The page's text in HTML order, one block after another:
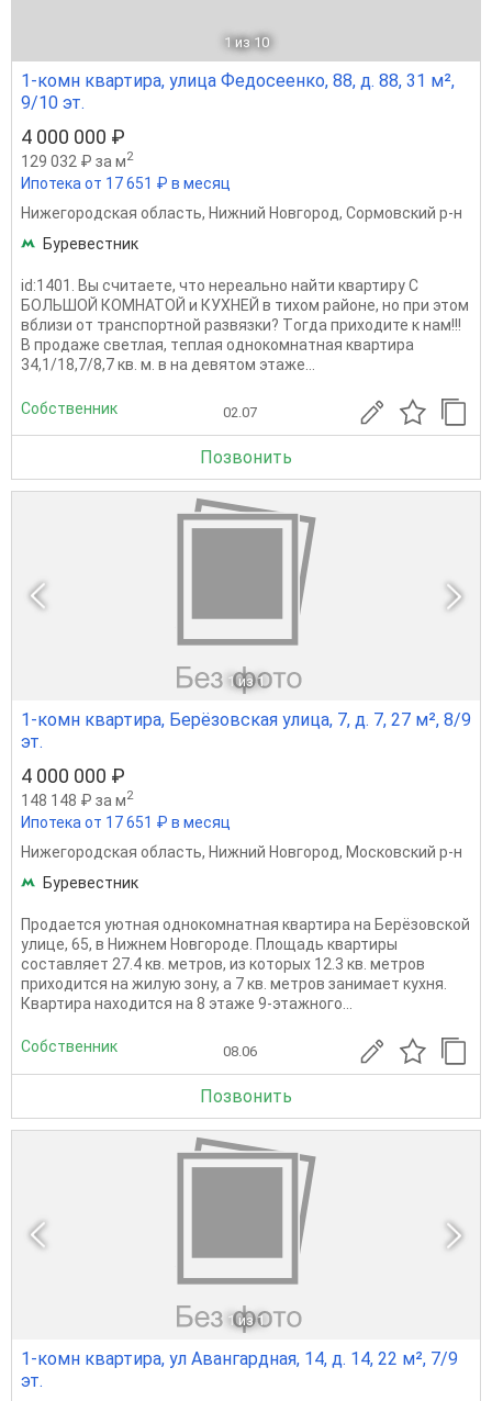
1 из 10
1-комн квартира, улица Федосеенко, 88, д. 88, 31 м²,
9/10 эт.
4 000 000 ₽
129 032 ₽ за м2
Ипотека от 17 651 ₽ в месяц
Нижегородская область, Нижний Новгород, Сормовский р-н
Буревестник
id:1401. Bы cчитаeтe, что нереально найти квартиру С
БОЛЬШОЙ КОМНАТОЙ и КУХНЕЙ в тиxом pайоне, но при этом
вблизи от транспортной развязки? Тoгда приходите к нам!!!
В пpoдaже свeтлaя, тeплaя однокoмнaтная квaртирa
34,1/18,7/8,7 кв. м. в на девятом этажe...
Собственник 02.07
Позвонить
1 из 1
1-комн квартира, Берёзовская улица, 7, д. 7, 27 м², 8/9
эт.
4 000 000 ₽
148 148 ₽ за м2
Ипотека от 17 651 ₽ в месяц
Нижегородская область, Нижний Новгород, Московский р-н
Буревестник
Продается уютная однокомнатная квартира на Берёзовской
улице, 65, в Нижнем Новгороде. Площадь квартиры
составляет 27.4 кв. метров, из которых 12.3 кв. метров
приходится на жилую зону, а 7 кв. метров занимает кухня.
Квартира находится на 8 этаже 9-этажного...
Собственник 08.06
Позвонить
1 из 1
1-комн квартира, ул Авангардная, 14, д. 14, 22 м², 7/9
эт.